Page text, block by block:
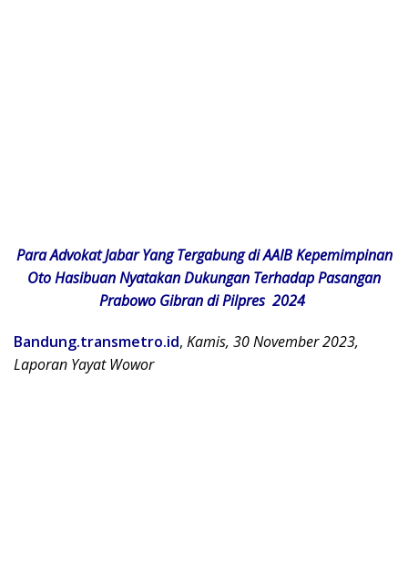
Para Advokat Jabar Yang Tergabung di AAIB Kepemimpinan
Oto Hasibuan Nyatakan Dukungan Terhadap Pasangan
Prabowo Gibran di Pilpres 2024
Bandung.transmetro.id, Kamis, 30 November 2023,
Laporan Yayat Wowor